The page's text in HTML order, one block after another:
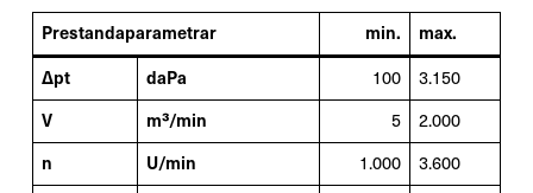
Prestandaparametrar min. max.
Δpt daPa 100
3.150
V
m³/min 5
2.000
n
U/min 1.000
3.600